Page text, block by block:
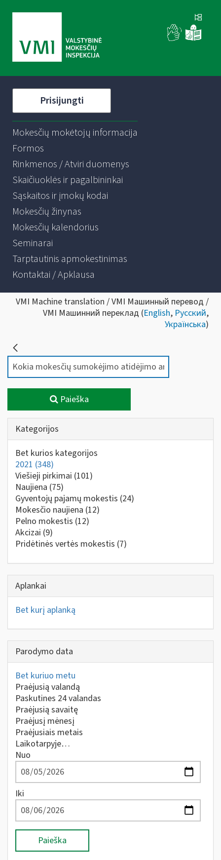
Prisijungti
Mokesčių mokėtojų informacija
Formos
Rinkmenos / Atviri duomenys
Skaičiuoklės ir pagalbininkai
Sąskaitos ir įmokų kodai
Mokesčių žinynas
Mokesčių kalendorius
Seminarai
Tarptautinis apmokestinimas
Kontaktai / Apklausa
VMI Machine translation / VMI Машинный перевод /
VMI Машинний переклад (English, Русский,
Українська)
Paieška
Kategorijos
Bet kurios kategorijos
2021 (348)
Viešieji pirkimai (101)
Naujiena (75)
Gyventojų pajamų mokestis (24)
Mokesčio naujiena (12)
Pelno mokestis (12)
Akcizai (9)
Pridėtinės vertės mokestis (7)
Aplankai
Bet kurį aplanką
Parodymo data
Bet kuriuo metu
Praėjusią valandą
Paskutines 24 valandas
Praėjusią savaitę
Praėjusį mėnesį
Praėjusiais metais
Laikotarpyje…
Nuo
Iki
Paieška